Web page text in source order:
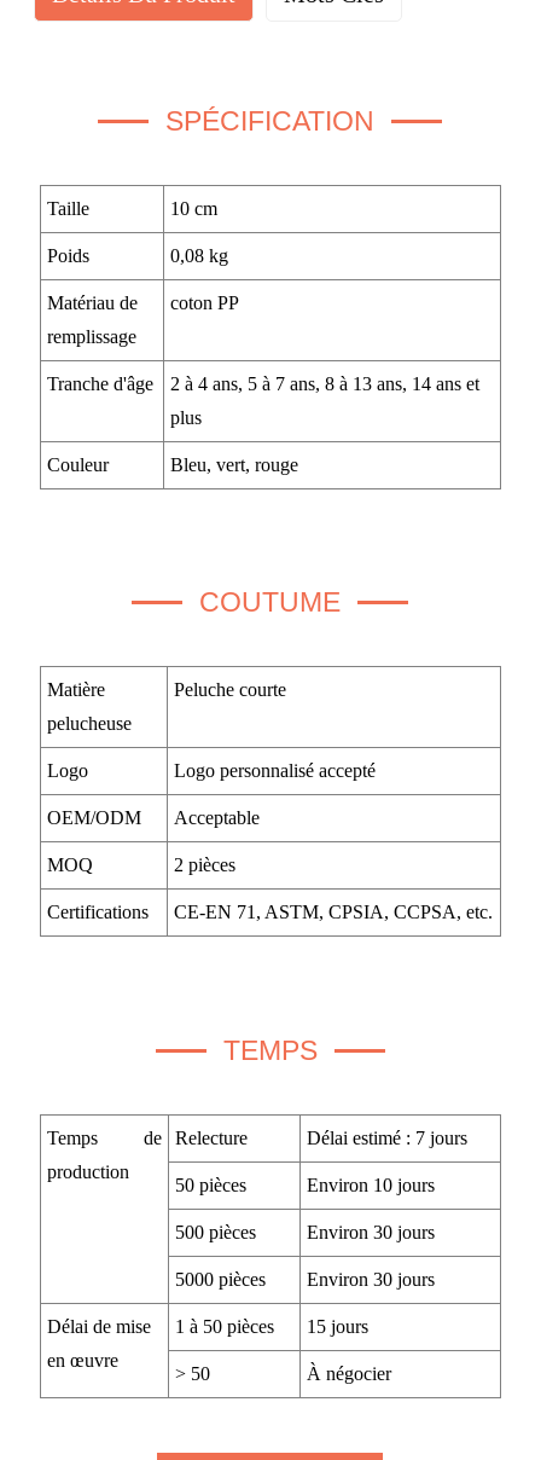
SPÉCIFICATION
Taille 10 cm
Poids 0,08 kg
Matériau de
remplissage
coton PP
Tranche d'âge
2 à 4 ans, 5 à 7 ans, 8 à 13 ans, 14 ans et
plus
Couleur Bleu, vert, rouge
COUTUME
Matière
pelucheuse
Peluche courte
Logo Logo personnalisé accepté
OEM/ODM Acceptable
MOQ 2 pièces
Certifications CE-EN 71, ASTM, CPSIA, CCPSA, etc.
TEMPS
Temps de
production
Relecture Délai estimé : 7 jours
50 pièces Environ 10 jours
500 pièces Environ 30 jours
5000 pièces Environ 30 jours
Délai de mise
en œuvre
1 à 50 pièces 15 jours
> 50 À négocier